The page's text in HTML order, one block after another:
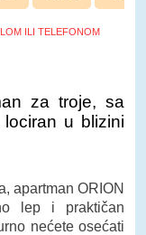
ILI TELEFONOM
za troje, sa
u blizini
apartman ORION
lep i praktičan
nećete osećati